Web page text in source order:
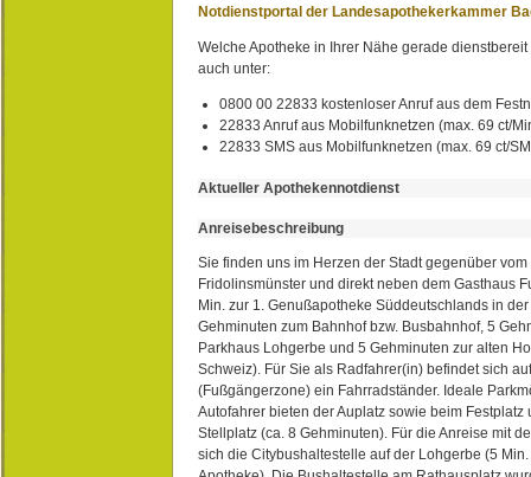
Notdienstportal der Landesapothekerkammer
Welche Apotheke in Ihrer Nähe gerade
auch unter:
0800 00 22833 kostenloser Anruf aus dem
22833 Anruf aus Mobilfunknetzen (max. 69 ct/
22833 SMS aus Mobilfunknetzen (max. 69 ct/
Aktueller Apothekennotdienst
Anreisebeschreibung
Sie finden uns im Herzen der Stadt gegenüber
Fridolinsmünster und direkt neben dem Gasthaus
Min. zur 1. Genußapotheke Süddeutschlands in
Gehminuten zum Bahnhof bzw. Busbahnhof, 5
Parkhaus Lohgerbe und 5 Gehminuten zur alten
Schweiz). Für Sie als Radfahrer(in) befindet sich
(Fußgängerzone) ein Fahrradständer. Ideale
Autofahrer bieten der Auplatz sowie beim Festplatz
Stellplatz (ca. 8 Gehminuten). Für die Anreise mit
sich die Citybushaltestelle auf der Lohgerbe (5